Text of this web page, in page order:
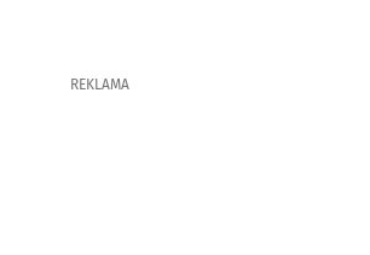
REKLAMA